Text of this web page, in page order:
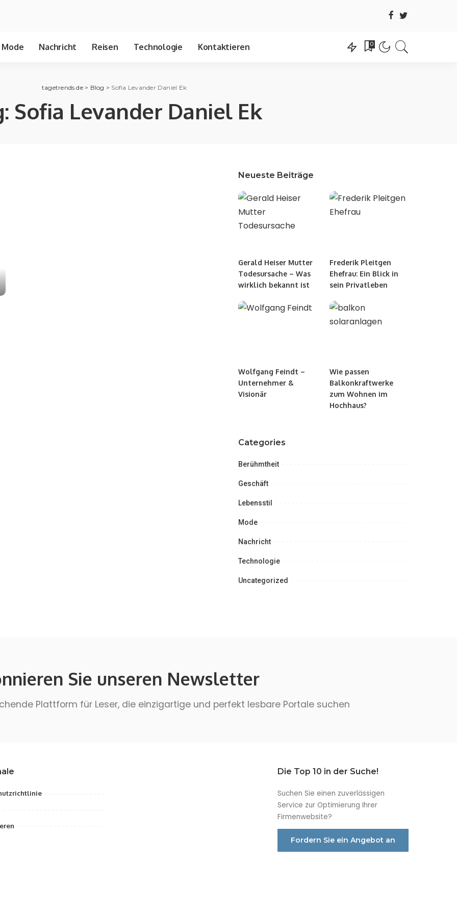
Mode Nachricht Reisen Technologie Kontaktieren 0
tagetrends.de> Blog > Sofia Levander Daniel Ek
Sofia Levander Daniel Ek
Neueste Beiträge
Gerald Heiser Mutter
Todesursache – Was
wirklich bekannt ist
Frederik Pleitgen
Ehefrau: Ein Blick in
sein Privatleben
Wolfgang Feindt –
Unternehmer &
Visionär
Wie passen
Balkonkraftwerke
zum Wohnen im
Hochhaus?
Categories
Berühmtheit
Geschäft
Lebensstil
Mode
Nachricht
Technologie
Uncategorized
Sie unseren Newsletter
Plattform für Leser, die einzigartige und perfekt lesbare Portale suchen
Die Top 10 in der Suche!
Suchen Sie einen zuverlässigen
Service zur Optimierung Ihrer
Firmenwebsite?
Fordern Sie ein Angebot an